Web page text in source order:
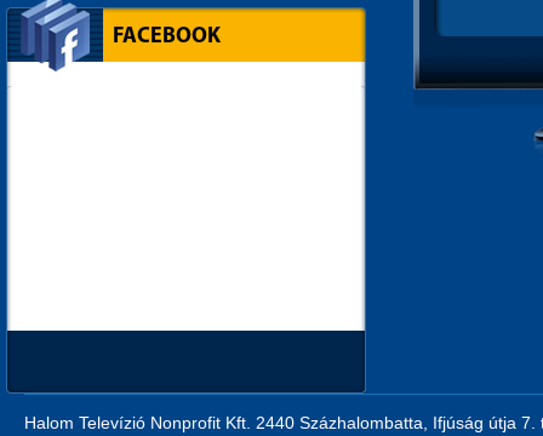
FACEBOOK
Halom Televízió Nonprofit Kft. 2440 Százhalombatta, Ifjúság útja